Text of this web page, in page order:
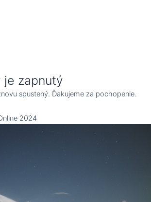
je zapnutý
spustený. Ďakujeme za pochopenie.
2024